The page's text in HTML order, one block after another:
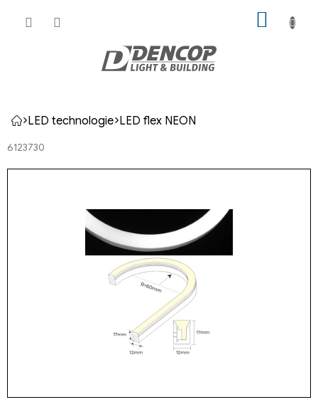
Domů
LED technologie LED flex NEON
6123730